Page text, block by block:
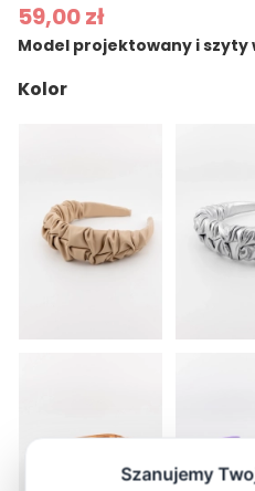
59,00 zł
Model projektowany i szyty
Kolor